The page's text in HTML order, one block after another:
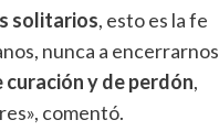
solitarios, esto es la fe
nunca a encerrarnos
y de perdón,
comentó.